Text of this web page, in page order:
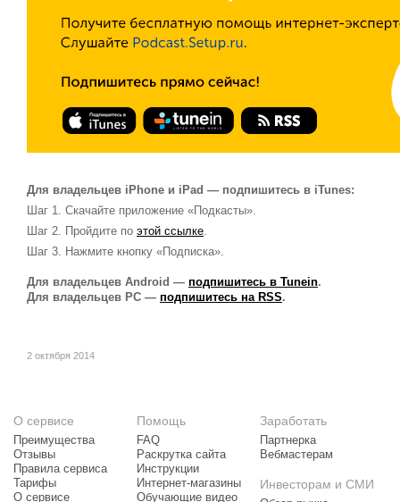
Для владельцев iPhone и iPad — подпишитесь в iTunes:
Шаг 1. Скачайте приложение «Подкасты».
Шаг 2. Пройдите по этой ссылке.
Шаг 3. Нажмите кнопку «Подписка».
Для владельцев Android — подпишитесь в Tunein.
Для владельцев PC — подпишитесь на RSS.
2 октября 2014
О сервисе
Преимущества
Отзывы
Правила сервиса
Тарифы
О сервисе
Помощь
FAQ
Раскрутка сайта
Инструкции
Интернет-магазины
Обучающие видео
Заработать
Партнерка
Вебмастерам
Инвесторам и СМИ